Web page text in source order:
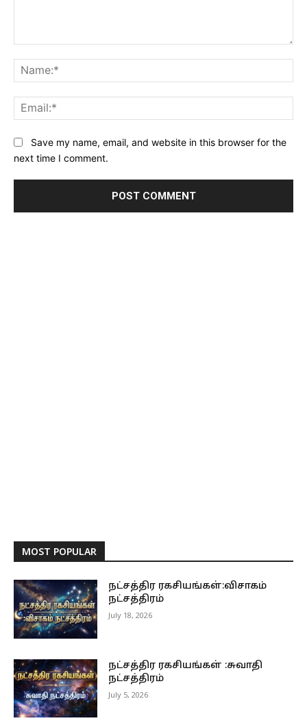
Website:Save my name, email, and website in this browser for the
next time I comment.
MOST POPULAR
நட்சத்திர ரகசியங்கள்:விசாகம்
நட்சத்திரம்
July 18, 2026
நட்சத்திர ரகசியங்கள் :சுவாதி
நட்சத்திரம்
July 5, 2026